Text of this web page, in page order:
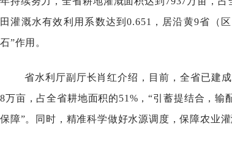
田灌溉水有效利用系数达到0.651，居沿黄9省（
石”作用。
省水利厅副厅长肖红介绍，目前，全省已建
8万亩，占全省耕地面积的51%，“引蓄提结合，
保障”。同时，精准科学做好水源调度，保障农业